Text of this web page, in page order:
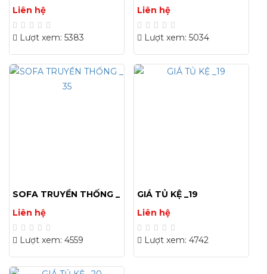
Liên hệ
Lượt xem: 5383
ĐẸP HIỆN ĐẠI GIÁ RẺ
Liên hệ
Lượt xem: 5034
SOFA TRUYỀN THỐNG _
35
Liên hệ
Lượt xem: 4559
GIÁ TỦ KỆ _19
Liên hệ
Lượt xem: 4742